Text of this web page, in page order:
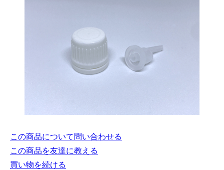
この商品について問い合わせる
この商品を友達に教える
買い物を続ける